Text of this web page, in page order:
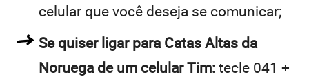
celular que você deseja se comunicar;
Se quiser ligar para Catas Altas da
Noruega de um celular Tim:tecle 041 +